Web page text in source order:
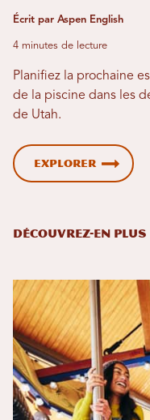
Écrit par Aspen English
4 minutes de lecture
Planifiez la prochaine
de la piscine dans les
de Utah.
Explorer
DÉCOUVREZ-EN PLUS